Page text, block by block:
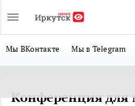
Мы ВКонтакте Мы в Telegram
Конференция для